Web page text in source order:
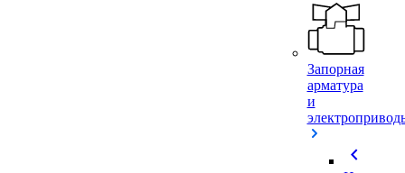
Запорная
арматура
и
chevron_left